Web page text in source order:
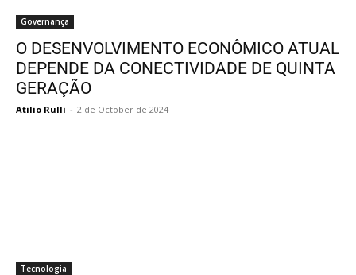
Governança
O DESENVOLVIMENTO ECONÔMICO ATUAL
DEPENDE DA CONECTIVIDADE DE QUINTA
GERAÇÃO
Atilio Rulli - 2 de October de 2024
Tecnologia